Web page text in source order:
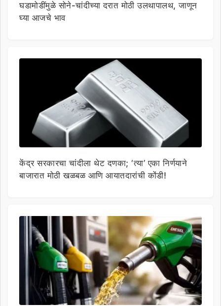
घडामोडींमुळे सोने-चांदीच्या दरात मोठी उलथापालथ, जाणून
घ्या आजचे भाव
केंद्र सरकारचा चांदीला थेट दणका; ‘त्या’ एका निर्णयाने
बाजारात मोठी खळबळ आणि आयातदारांची कोंडी!